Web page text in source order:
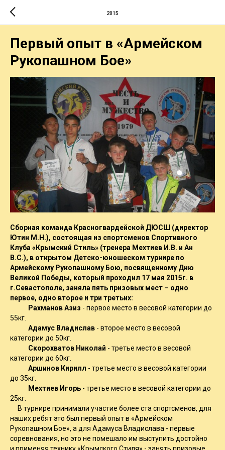
2015
Первый опыт в «Армейском
Рукопашном Бое»
Сборная команда Красногвардейской ДЮСШ (директор
Ютин М.Н.), состоящая из спортсменов Спортивного
Клуба «Крымский Стиль» (тренера Мехтиев И.В. и Ан
В.С.), в открытом Детско-юношеском турнире по
Армейскому Рукопашному Бою, посвященному Дню
Великой Победы, который проходил 17 мая 2015г. в
г.Севастополе, заняла пять призовых мест – одно
первое, одно второе и три третьих:
Рахманов Азиз - первое место в весовой категории до
55кг.
Адамус Владислав - второе место в весовой
категории до 50кг.
Скорохватов Николай - третье место в весовой
категории до 60кг.
Аршинов Кирилл - третье место в весовой категории
до 35кг.
Мехтиев Игорь - третье место в весовой категории до
25кг.
В турнире принимали участие более ста спортсменов, для
наших ребят это был первый опыт в «Армейском
Рукопашном Бое», а для Адамуса Владислава - первые
соревнования, но это не помешало им выступить достойно